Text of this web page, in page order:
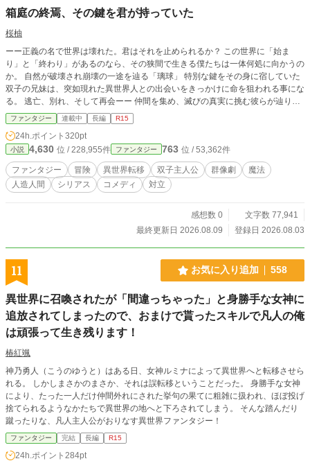
箱庭の終焉、その鍵を君が持っていた
桜柚
ーー正義の名で世界は壊れた。君はそれを止められるか？ この世界に「始ま
り」と「終わり」があるのなら、その狭間で生きる僕たちは一体何処に向かうの
か。 自然が破壊され崩壊の一途を辿る「璃球」 特別な鍵をその身に宿していた
双子の兄妹は、突如現れた異世界人との出会いをきっかけに命を狙われる事にな
る。 逃亡、別れ、そして再会ーー 仲間を集め、滅びの真実に挑む彼らが辿り着
く先は「世界の始まり」だった。 運命に抗う物語が、今、幕を開ける。
ファンタジー 連載中 長編 R15
24h.ポイント 320pt
小説 4,630 位 / 228,955件 ファンタジー 763 位 / 53,362件
ファンタジー 冒険 異世界転移 双子主人公 群像劇
魔法
人造人間
シリアス コメディ 対立
感想数 0
文字数 77,941
最終更新日 2026.08.09
登録日 2026.08.03
11 お気に入り追加 558
異世界に召喚されたが「間違っちゃった」と身勝手な女神に
追放されてしまったので、おまけで貰ったスキルで凡人の俺
は頑張って生き残ります！
椿紅颯
神乃勇人（こうのゆうと）はある日、女神ルミナによって異世界へと転移させら
れる。 しかしまさかのまさか、それは誤転移ということだった。 身勝手な女神
により、たった一人だけ仲間外れにされた挙句の果てに粗雑に扱われ、ほぼ投げ
捨てられるようなかたちで異世界の地へと下ろされてしまう。 そんな踏んだり
蹴ったりな、凡人主人公がおりなす異世界ファンタジー！
ファンタジー 完結 長編 R15
24h.ポイント 284pt